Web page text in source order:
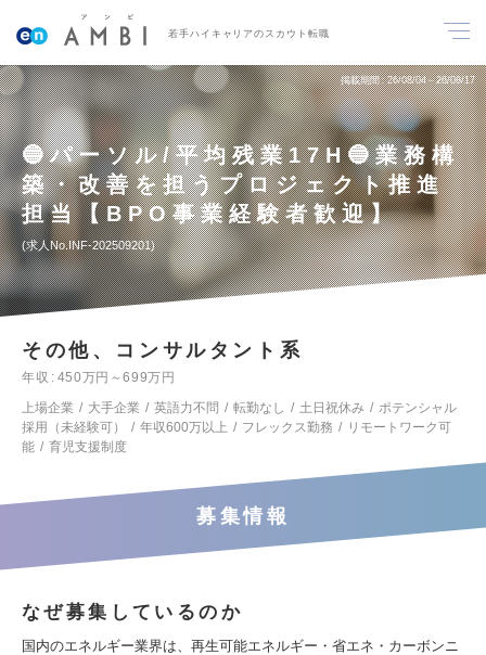
若手ハイキャリアのスカウト転職
掲載期間 26/08/04～26/08/17
🔵パーソル/平均残業17H🔵業務構
築・改善を担うプロジェクト推進
担当【BPO事業経験者歓迎】
求人No.INF-202509201
その他、コンサルタント系
年収
450万円～699万円
上場企業
大手企業 英語力不問 転勤なし 土日祝休み
ポテンシャル
採用（未経験可）
年収600万以上 フレックス勤務
リモートワーク可
能
育児支援制度
募集情報
なぜ募集しているのか
国内のエネルギー業界は、再生可能エネルギー・省エネ・カーボンニ